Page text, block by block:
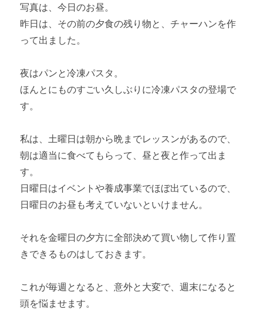
写真は、今日のお昼。
昨日は、その前の夕食の残り物と、チャーハンを作
って出ました。
夜はパンと冷凍パスタ。
ほんとにものすごい久しぶりに冷凍パスタの登場で
す。
私は、土曜日は朝から晩までレッスンがあるので、
朝は適当に食べてもらって、昼と夜と作って出ま
す。
日曜日はイベントや養成事業でほぼ出ているので、
日曜日のお昼も考えていないといけません。
それを金曜日の夕方に全部決めて買い物して作り置
きできるものはしておきます。
これが毎週となると、意外と大変で、週末になると
頭を悩ませます。